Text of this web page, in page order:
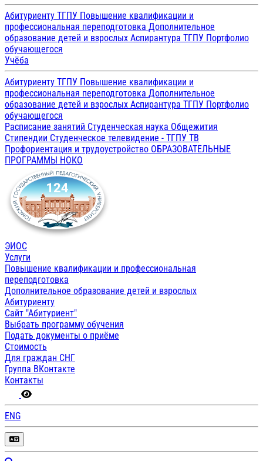
Абитуриенту ТГПУ Повышение квалификации и
профессиональная переподготовка Дополнительное
образование детей и взрослых Аспирантура ТГПУ Портфолио
обучающегося
Учёба
Абитуриенту ТГПУ Повышение квалификации и
профессиональная переподготовка Дополнительное
образование детей и взрослых Аспирантура ТГПУ Портфолио
обучающегося
Расписание занятий Студенческая наука Общежития
Стипендии Студенческое телевидение - ТГПУ ТВ
Профориентация и трудоустройство ОБРАЗОВАТЕЛЬНЫЕ
ПРОГРАММЫ НОКО
ЭИОС
Услуги
Повышение квалификации и профессиональная
переподготовка
Дополнительное образование детей и взрослых
Абитуриенту
Сайт "Абитуриент"
Выбрать программу обучения
Подать документы о приёме
Стоимость
Для граждан СНГ
Группа ВКонтакте
Контакты
ENG